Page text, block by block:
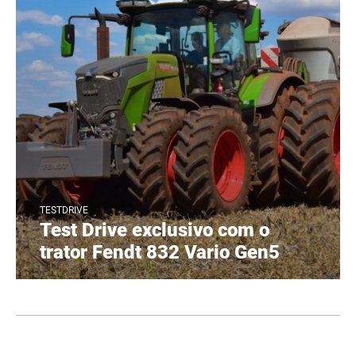
TESTDRIVE
Test Drive exclusivo com o
trator Fendt 832 Vario Gen5